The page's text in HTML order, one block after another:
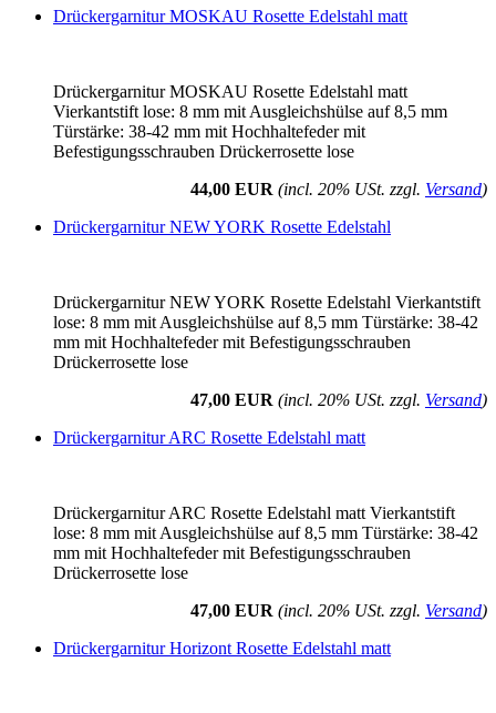
Drückergarnitur MOSKAU Rosette Edelstahl matt
Drückergarnitur MOSKAU Rosette Edelstahl matt
Vierkantstift lose: 8 mm mit Ausgleichshülse auf 8,5 mm
Türstärke: 38-42 mm mit Hochhaltefeder mit
Befestigungsschrauben Drückerrosette lose
44,00 EUR (incl. 20% USt. zzgl. Versand)
Drückergarnitur NEW YORK Rosette Edelstahl
Drückergarnitur NEW YORK Rosette Edelstahl Vierkantstift
lose: 8 mm mit Ausgleichshülse auf 8,5 mm Türstärke: 38-42
mm mit Hochhaltefeder mit Befestigungsschrauben
Drückerrosette lose
47,00 EUR (incl. 20% USt. zzgl. Versand)
Drückergarnitur ARC Rosette Edelstahl matt
Drückergarnitur ARC Rosette Edelstahl matt Vierkantstift
lose: 8 mm mit Ausgleichshülse auf 8,5 mm Türstärke: 38-42
mm mit Hochhaltefeder mit Befestigungsschrauben
Drückerrosette lose
47,00 EUR (incl. 20% USt. zzgl. Versand)
Drückergarnitur Horizont Rosette Edelstahl matt